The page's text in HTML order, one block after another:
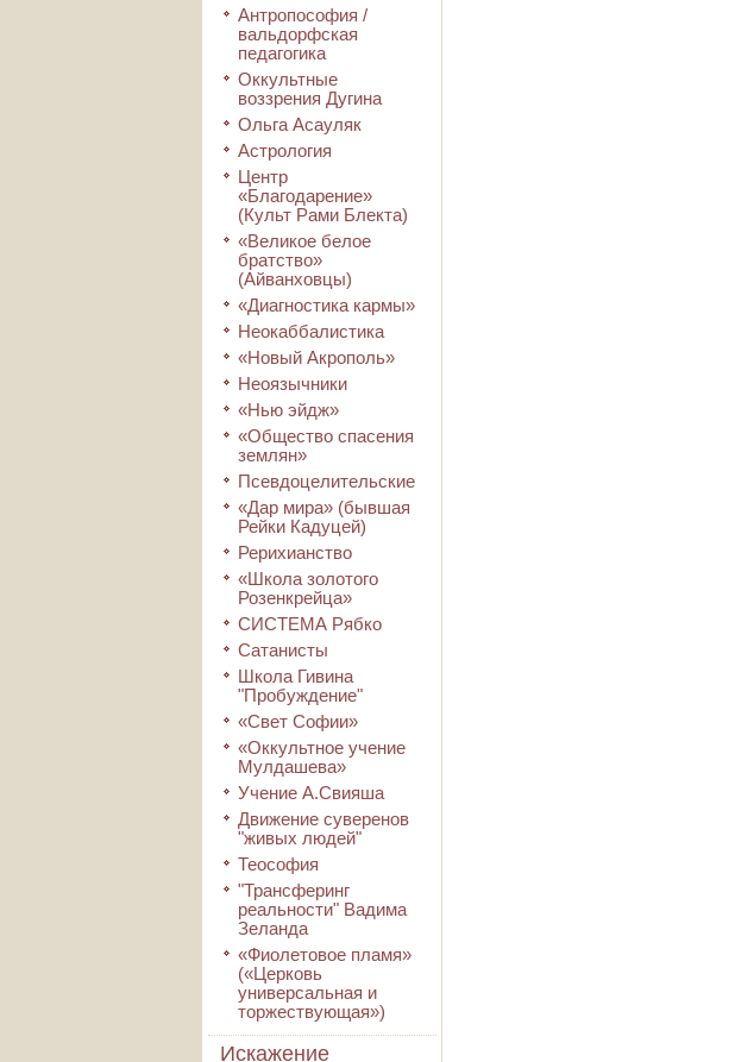
Антропософия /
вальдорфская
педагогика
Оккультные
воззрения Дугина
Ольга Асауляк
Астрология
Центр
«Благодарение»
(Культ Рами Блекта)
«Великое белое
братство»
(Айванховцы)
«Диагностика кармы»
Неокаббалистика
«Новый Акрополь»
Неоязычники
«Нью эйдж»
«Общество спасения
землян»
Псевдоцелительские
«Дар мира» (бывшая
Рейки Кадуцей)
Рерихианство
«Школа золотого
Розенкрейца»
СИСТЕМА Рябко
Сатанисты
Школа Гивина
"Пробуждение"
«Свет Софии»
«Оккультное учение
Мулдашева»
Учение А.Свияша
Движение суверенов
"живых людей"
Теософия
"Трансферинг
реальности" Вадима
Зеланда
«Фиолетовое пламя»
(«Церковь
универсальная и
торжествующая»)
Искажение